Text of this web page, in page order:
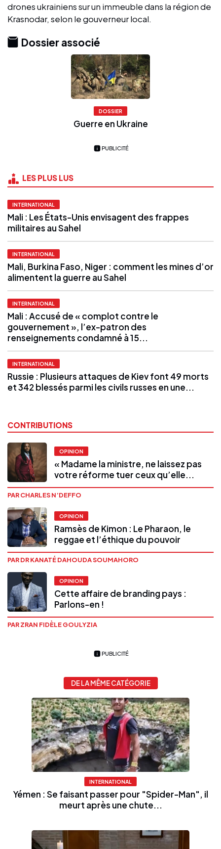
drones ukrainiens sur un immeuble dans la région de
Krasnodar, selon le gouverneur local.
Dossier associé
DOSSIER
Guerre en Ukraine
PUBLICITÉ
LES PLUS LUS
INTERNATIONAL
Mali : Les États-Unis envisagent des frappes
militaires au Sahel
INTERNATIONAL
Mali, Burkina Faso, Niger : comment les mines d’or
alimentent la guerre au Sahel
INTERNATIONAL
Mali : Accusé de « complot contre le
gouvernement », l’ex-patron des
renseignements condamné à 15...
INTERNATIONAL
Russie : Plusieurs attaques de Kiev font 49 morts
et 342 blessés parmi les civils russes en une...
CONTRIBUTIONS
OPINION
« Madame la ministre, ne laissez pas
votre réforme tuer ceux qu’elle...
PAR CHARLES N’DEFFO
OPINION
Ramsès de Kimon : Le Pharaon, le
reggae et l’éthique du pouvoir
PAR DR KANATÉ DAHOUDA SOUMAHORO
OPINION
Cette affaire de branding pays :
Parlons-en !
PAR ZRAN FIDÈLE GOULYZIA
PUBLICITÉ
DE LA MÊME CATÉGORIE
INTERNATIONAL
Yémen : Se faisant passer pour "Spider-Man", il
meurt après une chute...